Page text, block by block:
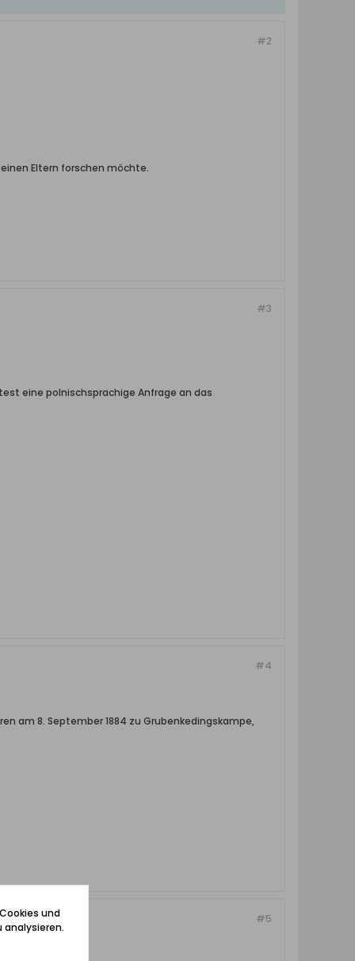
#2
Eltern forschen möchte.
#3
eine polnischsprachige Anfrage an das
#4
am 8. September 1884 zu Grubenkedingskampe,
#5
und